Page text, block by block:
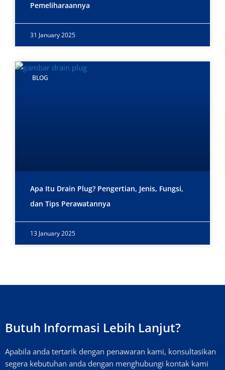
Pemeliharaannya
31 January 2025
BLOG
Apa Itu Drain Plug? Pengertian, Jenis, Fungsi,
dan Tips Perawatannya
13 January 2025
Butuh Informasi Lebih Lanjut?
Apabila anda tertarik dengan penawaran kami, konsultasikan
segera kebutuhan anda dengan menghubungi kontak kami